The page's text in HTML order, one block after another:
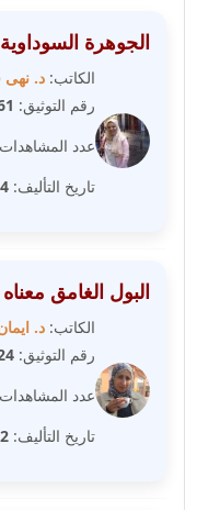
مدونة رانيا ثروت
مدونة رجاء دياب
عاملة
مدونة رشا السعدي
مدونة رشا شمس الدين
عاملة
الجوهرة السوداوية
الكاتب: د. نهى
رقم التوثيق:
عدد
تاريخ التأليف:
البول الغامق
الكاتب: د.
رقم التوثيق:
عدد
تاريخ التأليف: